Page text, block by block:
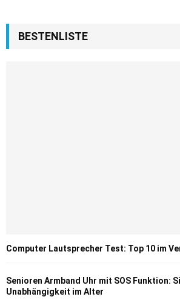
BESTENLISTE
Computer Lautsprecher Test: Top 10 im
Senioren Armband Uhr mit SOS Funktion:
Unabhängigkeit im Alter